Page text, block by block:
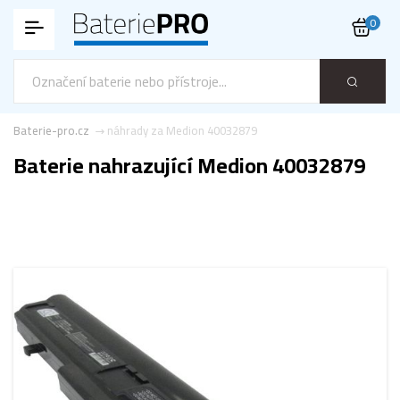
0
náhrady za Medion 40032879
Baterie-pro.cz
Baterie nahrazující Medion 40032879